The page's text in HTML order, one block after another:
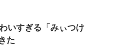
いすぎる「みぃつけ
た